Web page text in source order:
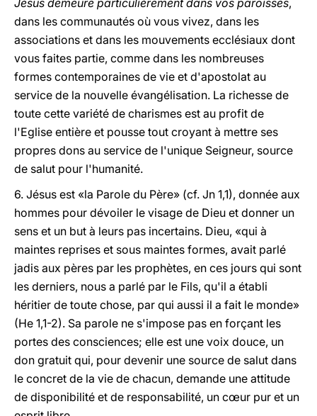
Jésus demeure particulièrement dans vos paroisses,
dans les communautés où vous vivez, dans les
associations et dans les mouvements ecclésiaux dont
vous faites partie, comme dans les nombreuses
formes contemporaines de vie et d'apostolat au
service de la nouvelle évangélisation. La richesse de
toute cette variété de charismes est au profit de
l'Eglise entière et pousse tout croyant à mettre ses
propres dons au service de l'unique Seigneur, source
de salut pour l'humanité.
6. Jésus est «la Parole du Père» (cf. Jn 1,1), donnée aux
hommes pour dévoiler le visage de Dieu et donner un
sens et un but à leurs pas incertains. Dieu, «qui à
maintes reprises et sous maintes formes, avait parlé
jadis aux pères par les prophètes, en ces jours qui sont
les derniers, nous a parlé par le Fils, qu'il a établi
héritier de toute chose, par qui aussi il a fait le monde»
(He 1,1-2). Sa parole ne s'impose pas en forçant les
portes des consciences; elle est une voix douce, un
don gratuit qui, pour devenir une source de salut dans
le concret de la vie de chacun, demande une attitude
de disponibilité et de responsabilité, un cœur pur et un